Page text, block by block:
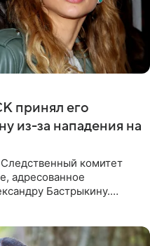
принял его
из-за нападения на
комитет
адресованное
Бастрыкину.